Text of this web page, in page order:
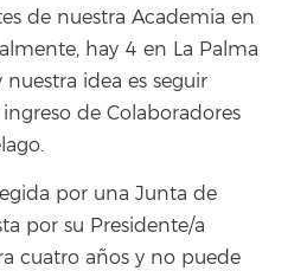
de nuestra Academia en
hay 4 en La Palma
idea es seguir
de Colaboradores
por una Junta de
por su Presidente/a
cuatro años y no puede